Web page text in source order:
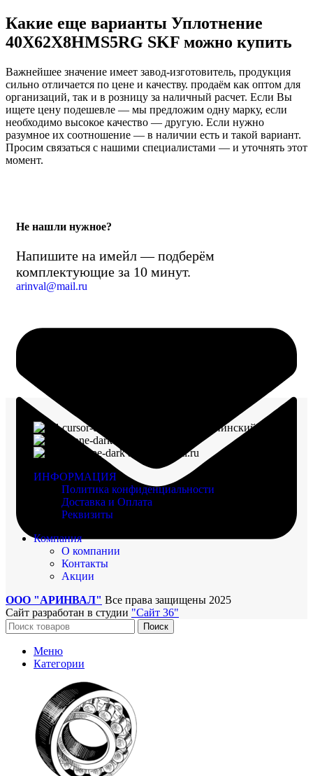
Какие еще варианты Уплотнение
40X62X8HMS5RG SKF можно купить
Важнейшее значение имеет завод-изготовитель, продукция
сильно отличается по цене и качеству. продаём как оптом для
организаций, так и в розницу за наличный расчет. Если Вы
ищете цену подешевле — мы предложим одну марку, если
необходимо высокое качество — другую. Если нужно
разумное их соотношение — в наличии есть и такой вариант.
Просим связаться с нашими специалистами — и уточнять этот
момент.
Не нашли нужное?
Напишите на имейл — подберём
комплектующие за 10 минут.
arinval@mail.ru
г. Воронеж, пр-кт Ленинский, д. 221
arinval@mail.ru
ИНФОРМАЦИЯ
Политика конфиденциальности
Доставка и Оплата
Реквизиты
Компания
О компании
Контакты
Акции
ООО "АРИНВАЛ" Все права защищены 2025
Сайт разработан в студии "Сайт 36"
Поиск
Меню
Категории